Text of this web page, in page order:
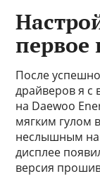
первое
После
драйверов я с
на Daewoo
мягким гулом
неслышным на
дисплее
версия